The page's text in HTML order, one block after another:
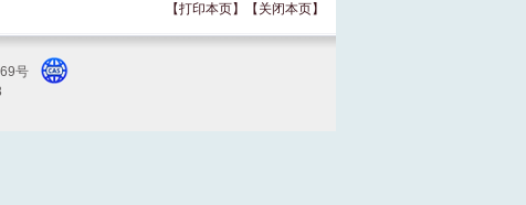
【打印本页】 【关闭本页】
号